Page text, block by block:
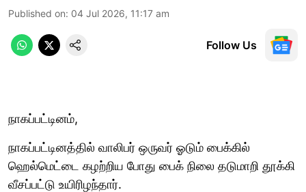
Published on: 04 Jul 2026, 11:17 am
Follow Us
நாகப்பட்டினம்,
நாகப்பட்டினத்தில் வாலிபர் ஒருவர் ஓடும் பைக்கில்
ஹெல்மெட்டை கழற்றிய போது பைக் நிலை தடுமாறி தூக்கி
வீசப்பட்டு உயிரிழந்தார்.